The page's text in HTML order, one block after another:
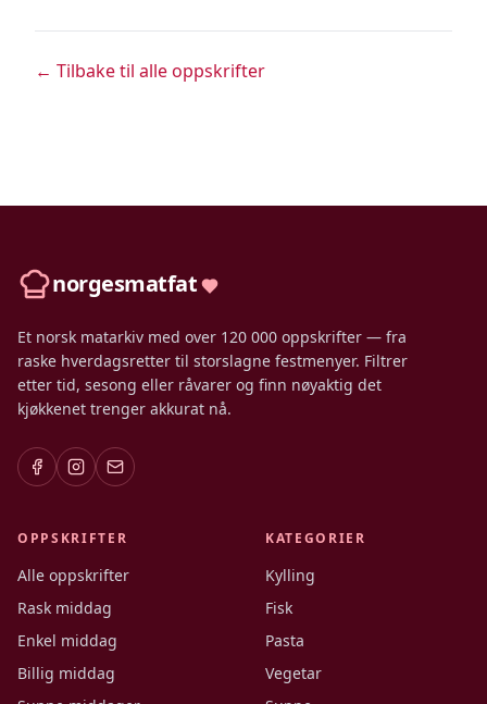
← Tilbake til alle oppskrifter
norgesmatfat
Et norsk matarkiv med over 120 000 oppskrifter — fra
raske hverdagsretter til storslagne festmenyer. Filtrer
etter tid, sesong eller råvarer og finn nøyaktig det
kjøkkenet trenger akkurat nå.
OPPSKRIFTER
Alle oppskrifter
Rask middag
Enkel middag
Billig middag
KATEGORIER
Kylling
Fisk
Pasta
Vegetar